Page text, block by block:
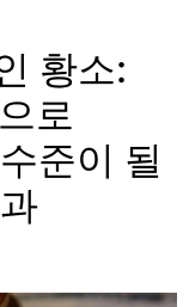
황소:
로
준이 될